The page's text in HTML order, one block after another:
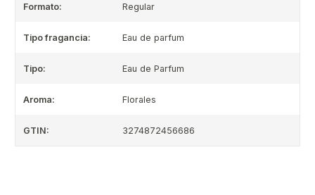
Formato: Regular
Tipo fragancia: Eau de parfum
Tipo: Eau de Parfum
Aroma: Florales
GTIN: 3274872456686